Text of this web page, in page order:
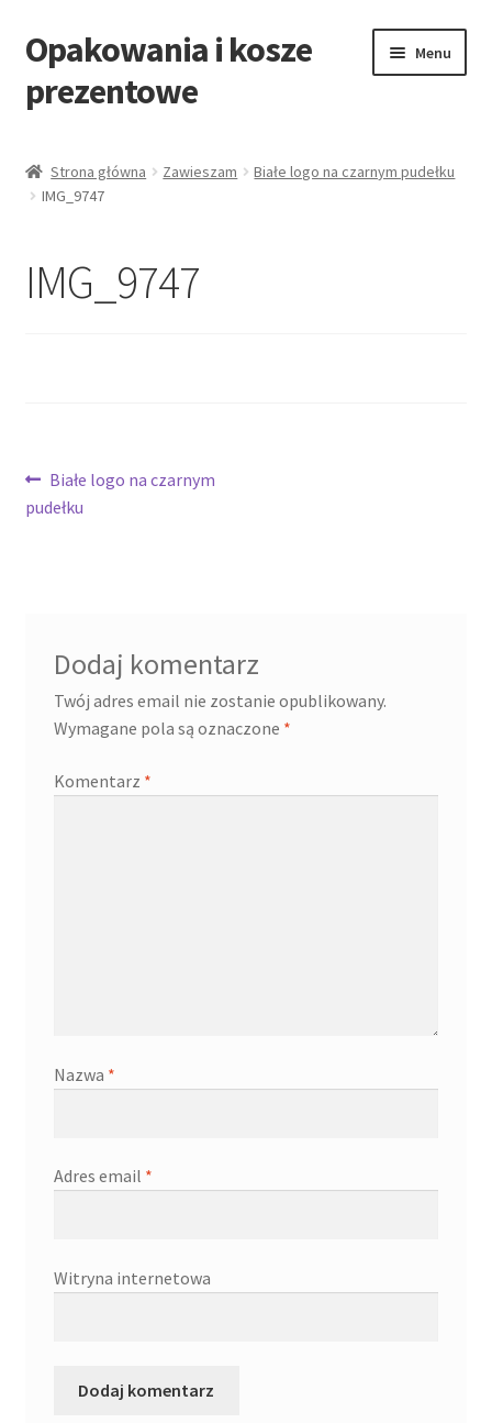
Przejdź
do
nawigacji
Przejdź
do
treści
Opakowania i kosze
prezentowe
Menu
All Categories Shortcode
Cennik koszy świątecznych
Checkout
Data Access Request
Frequently Asked Questions
Latest Blog Posts Shortcode
My Account
Strona główna Zawieszam
Białe logo na czarnym pudełku
IMG_9747
IMG_9747
Nawigacja
wpisu
Poprzedni
wpis:
Białe logo na czarnym
pudełku
Dodaj komentarz
Twój adres email nie zostanie opublikowany.
Wymagane pola są oznaczone *
Komentarz *
Nazwa *
Adres email *
Witryna internetowa